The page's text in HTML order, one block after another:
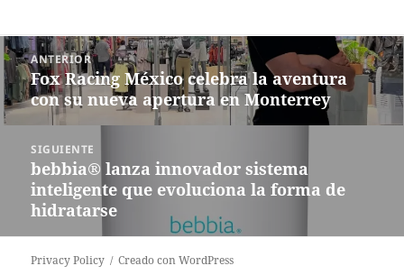
Navegación
de
entradas
ANTERIOR
Entrada
anterior:
Fox Racing México celebra la aventura
con su nueva apertura en Monterrey
SIGUIENTE
Siguiente
entrada:
bebbia® lanza innovador sistema
inteligente que evoluciona la forma de
hidratarse
Privacy Policy Creado con WordPress